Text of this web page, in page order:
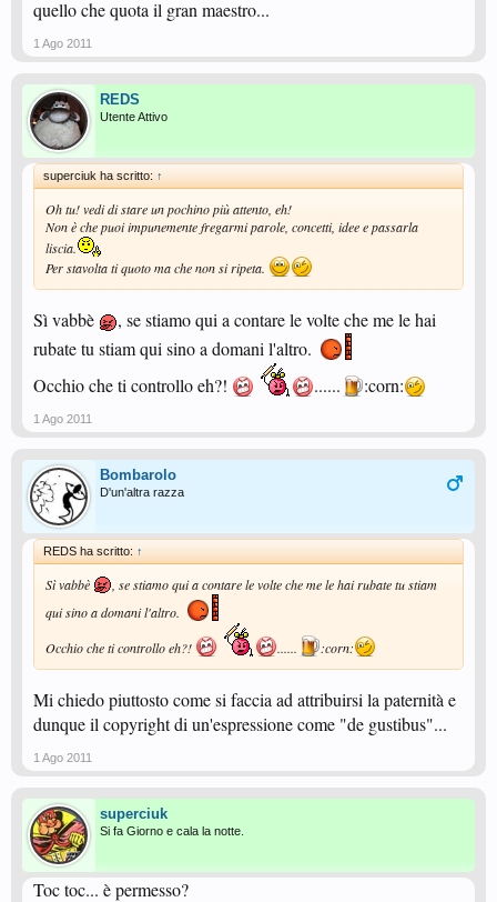
quello che quota il gran maestro...
1 Ago 2011
REDS
Utente Attivo
superciuk ha scritto: ↑
Oh tu! vedi di stare un pochino più attento, eh!
Non è che puoi impunemente fregarmi parole, concetti, idee e passarla
liscia.
Per stavolta ti quoto ma che non si ripeta.
Sì vabbè
, se stiamo qui a contare le volte che me le hai
rubate tu stiam qui sino a domani l'altro.
Occhio che ti controllo eh?!
...... :corn:
1 Ago 2011
Bombarolo
D'un'altra razza
REDS ha scritto: ↑
Sì vabbè
, se stiamo qui a contare le volte che me le hai rubate tu stiam
qui sino a domani l'altro.
Occhio che ti controllo eh?!
...... :corn:
Mi chiedo piuttosto come si faccia ad attribuirsi la paternità e
dunque il copyright di un'espressione come "de gustibus"...
1 Ago 2011
superciuk
Si fa Giorno e cala la notte.
Toc toc... è permesso?